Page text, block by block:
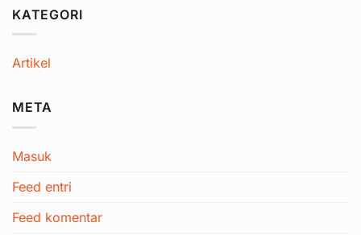
KATEGORI
Artikel
META
Masuk
Feed entri
Feed komentar